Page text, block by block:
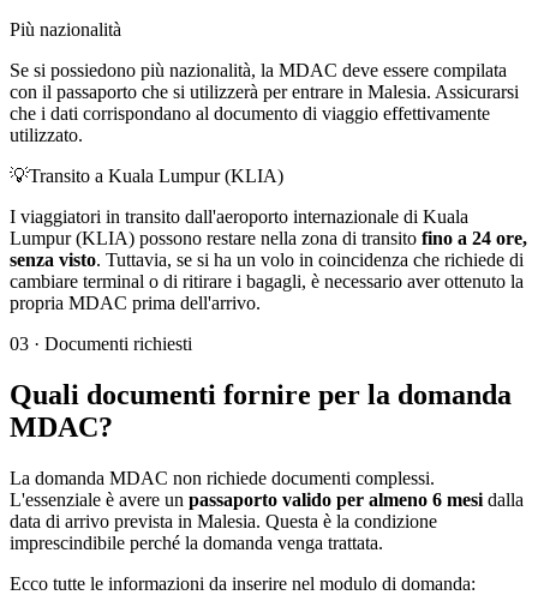
Più nazionalità
Se si possiedono più nazionalità, la MDAC deve essere compilata
con il passaporto che si utilizzerà per entrare in Malesia. Assicurarsi
che i dati corrispondano al documento di viaggio effettivamente
utilizzato.
💡Transito a Kuala Lumpur (KLIA)
I viaggiatori in transito dall'aeroporto internazionale di Kuala
Lumpur (KLIA) possono restare nella zona di transito fino a 24 ore,
senza visto. Tuttavia, se si ha un volo in coincidenza che richiede di
cambiare terminal o di ritirare i bagagli, è necessario aver ottenuto la
propria MDAC prima dell'arrivo.
03 · Documenti richiesti
Quali documenti fornire per la domanda
MDAC?
La domanda MDAC non richiede documenti complessi.
L'essenziale è avere un passaporto valido per almeno 6 mesi dalla
data di arrivo prevista in Malesia. Questa è la condizione
imprescindibile perché la domanda venga trattata.
Ecco tutte le informazioni da inserire nel modulo di domanda: